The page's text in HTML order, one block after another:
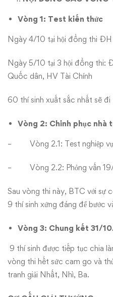
Vòng 1: Test kiến thức
Ngày 4/10 tại hội đồng thi
Ngày 5/10 tại 3 hội đồng thi:
Quốc dân, HV Tài Chính
60 thí sinh xuất sắc nhất sẽ
Vòng 2: Chinh phục nhà
– Vòng 2.1: Test nghiệp
– Vòng 2.2: Phỏng vấn
Sau vòng thi này, BTC với sự
9 thí sinh xứng đáng để bước
Vòng 3: Chung kết 31/
9 thí sinh được tiếp tục chia
vòng thi hết sức cam go và
tranh giải Nhất, Nhì, Ba.